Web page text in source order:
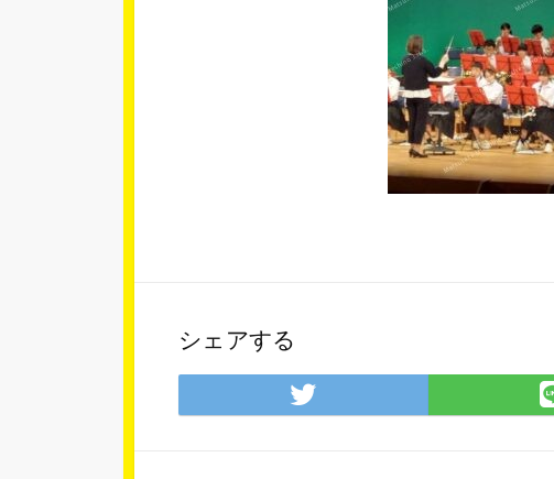
シェアする
Twitter
で